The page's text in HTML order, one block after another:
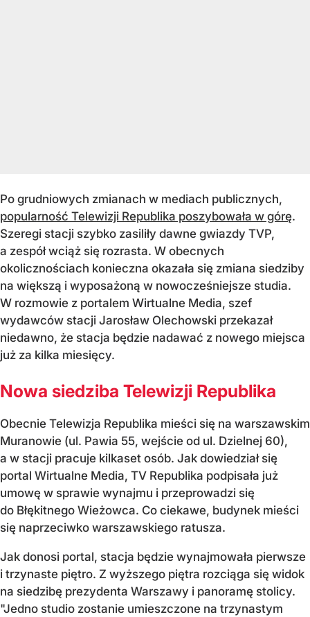
Po grudniowych zmianach w mediach publicznych,
popularność Telewizji Republika poszybowała w górę.
Szeregi stacji szybko zasiliły dawne gwiazdy TVP,
a zespół wciąż się rozrasta. W obecnych
okolicznościach konieczna okazała się zmiana siedziby
na większą i wyposażoną w nowocześniejsze studia.
W rozmowie z portalem Wirtualne Media, szef
wydawców stacji Jarosław Olechowski przekazał
niedawno, że stacja będzie nadawać z nowego miejsca
już za kilka miesięcy.
Nowa siedziba Telewizji Republika
Obecnie Telewizja Republika mieści się na warszawskim
Muranowie (ul. Pawia 55, wejście od ul. Dzielnej 60),
a w stacji pracuje kilkaset osób. Jak dowiedział się
portal Wirtualne Media, TV Republika podpisała już
umowę w sprawie wynajmu i przeprowadzi się
do Błękitnego Wieżowca. Co ciekawe, budynek mieści
się naprzeciwko warszawskiego ratusza.
Jak donosi portal, stacja będzie wynajmowała pierwsze
i trzynaste piętro. Z wyższego piętra rozciąga się widok
na siedzibę prezydenta Warszawy i panoramę stolicy.
"Jedno studio zostanie umieszczone na trzynastym